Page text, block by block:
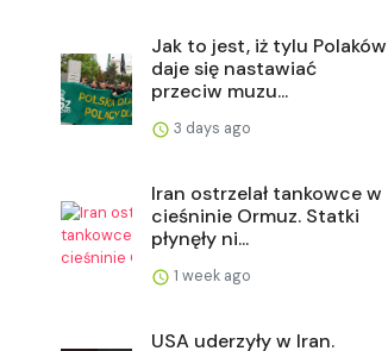
Jak to jest, iż tylu Polaków
daje się nastawiać
przeciw muzu...
3 days ago
Iran ostrzelał tankowce w
cieśninie Ormuz. Statki
płynęły ni...
1 week ago
USA uderzyły w Iran.